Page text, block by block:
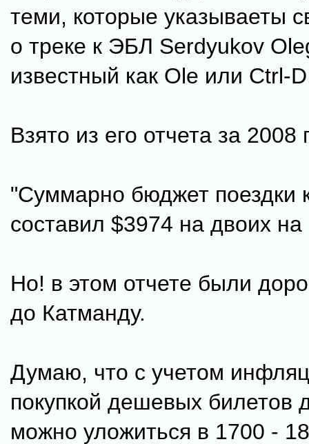
теми, которые указываеты
о треке к ЭБЛ Serdyukov
известный как Ole или Ctrl-
Взято из его отчета за 2008
"Суммарно бюджет поездки
составил $3974 на двоих
Но! в этом отчете были
до Катманду.
Думаю, что с учетом
покупкой дешевых билетов
можно уложиться в 1700 -